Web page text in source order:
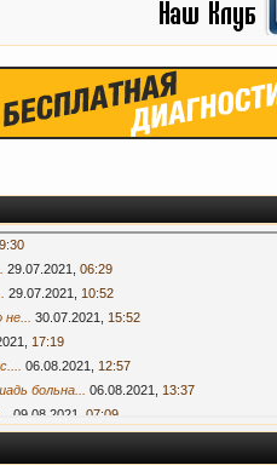
29.07.2021, 06:29
29.07.2021, 10:52
30.07.2021, 15:52
17:19
06.08.2021, 12:57
больна... 06.08.2021, 13:37
09.08.2021, 07:09